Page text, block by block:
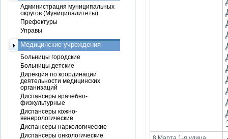
Администрация муниципальных
округов (Муниципалитеты)
Префектуры
Управы
Медицинские учреждения
Больницы городские
Больницы детские
Дирекция по координации
деятельности медицинских
организаций
Диспансеры врачебно-
физкультурные
Диспансеры кожно-
венерологические
Диспансеры наркологические
Диспансеры онкологические